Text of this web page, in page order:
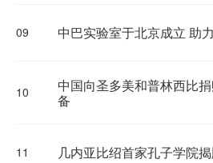
09 中巴实验室于北京成立 助
10
中国向圣多美和普林西比
备
11 几内亚比绍首家孔子学院